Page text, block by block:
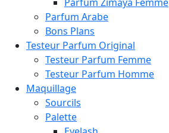
Parfum Arabe
Bons Plans
Testeur Parfum Original
Testeur Parfum Femme
Testeur Parfum Homme
Maquillage
Sourcils
Palette